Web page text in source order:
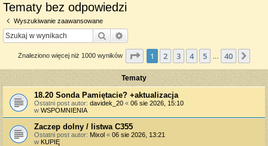
Tematy bez odpowiedzi
Wyszukiwanie zaawansowane
Szukaj
Znaleziono więcej niż 1000 wyników Strona z40
1 2 3 4 5 40
Tematy
18.20 Sonda Pamiętacie? +aktualizacja
Ostatni post autor: davidek_20 « 06 sie 2026, 15:10
w WSPOMNIENIA
Zaczep dolny / listwa C355
Ostatni post autor: Mixol « 06 sie 2026, 13:21
w KUPIĘ